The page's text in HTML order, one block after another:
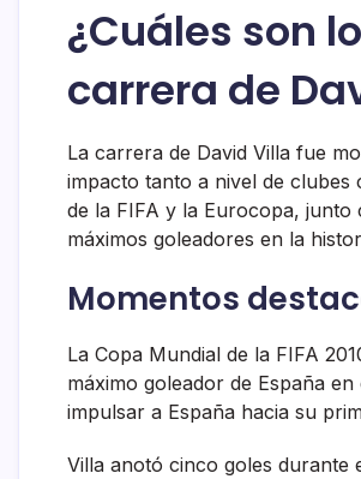
¿Cuáles son
carrera de
La carrera de David Villa fue
impacto tanto a nivel de
de la FIFA y la Eurocopa,
máximos goleadores en la
Momentos
La Copa Mundial de la FIFA
máximo goleador de España
impulsar a España hacia su
Villa anotó cinco goles durante